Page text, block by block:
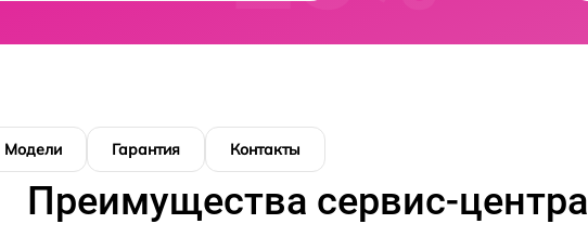
Модели Гарантия Контакты
Преимущества сервис-центра